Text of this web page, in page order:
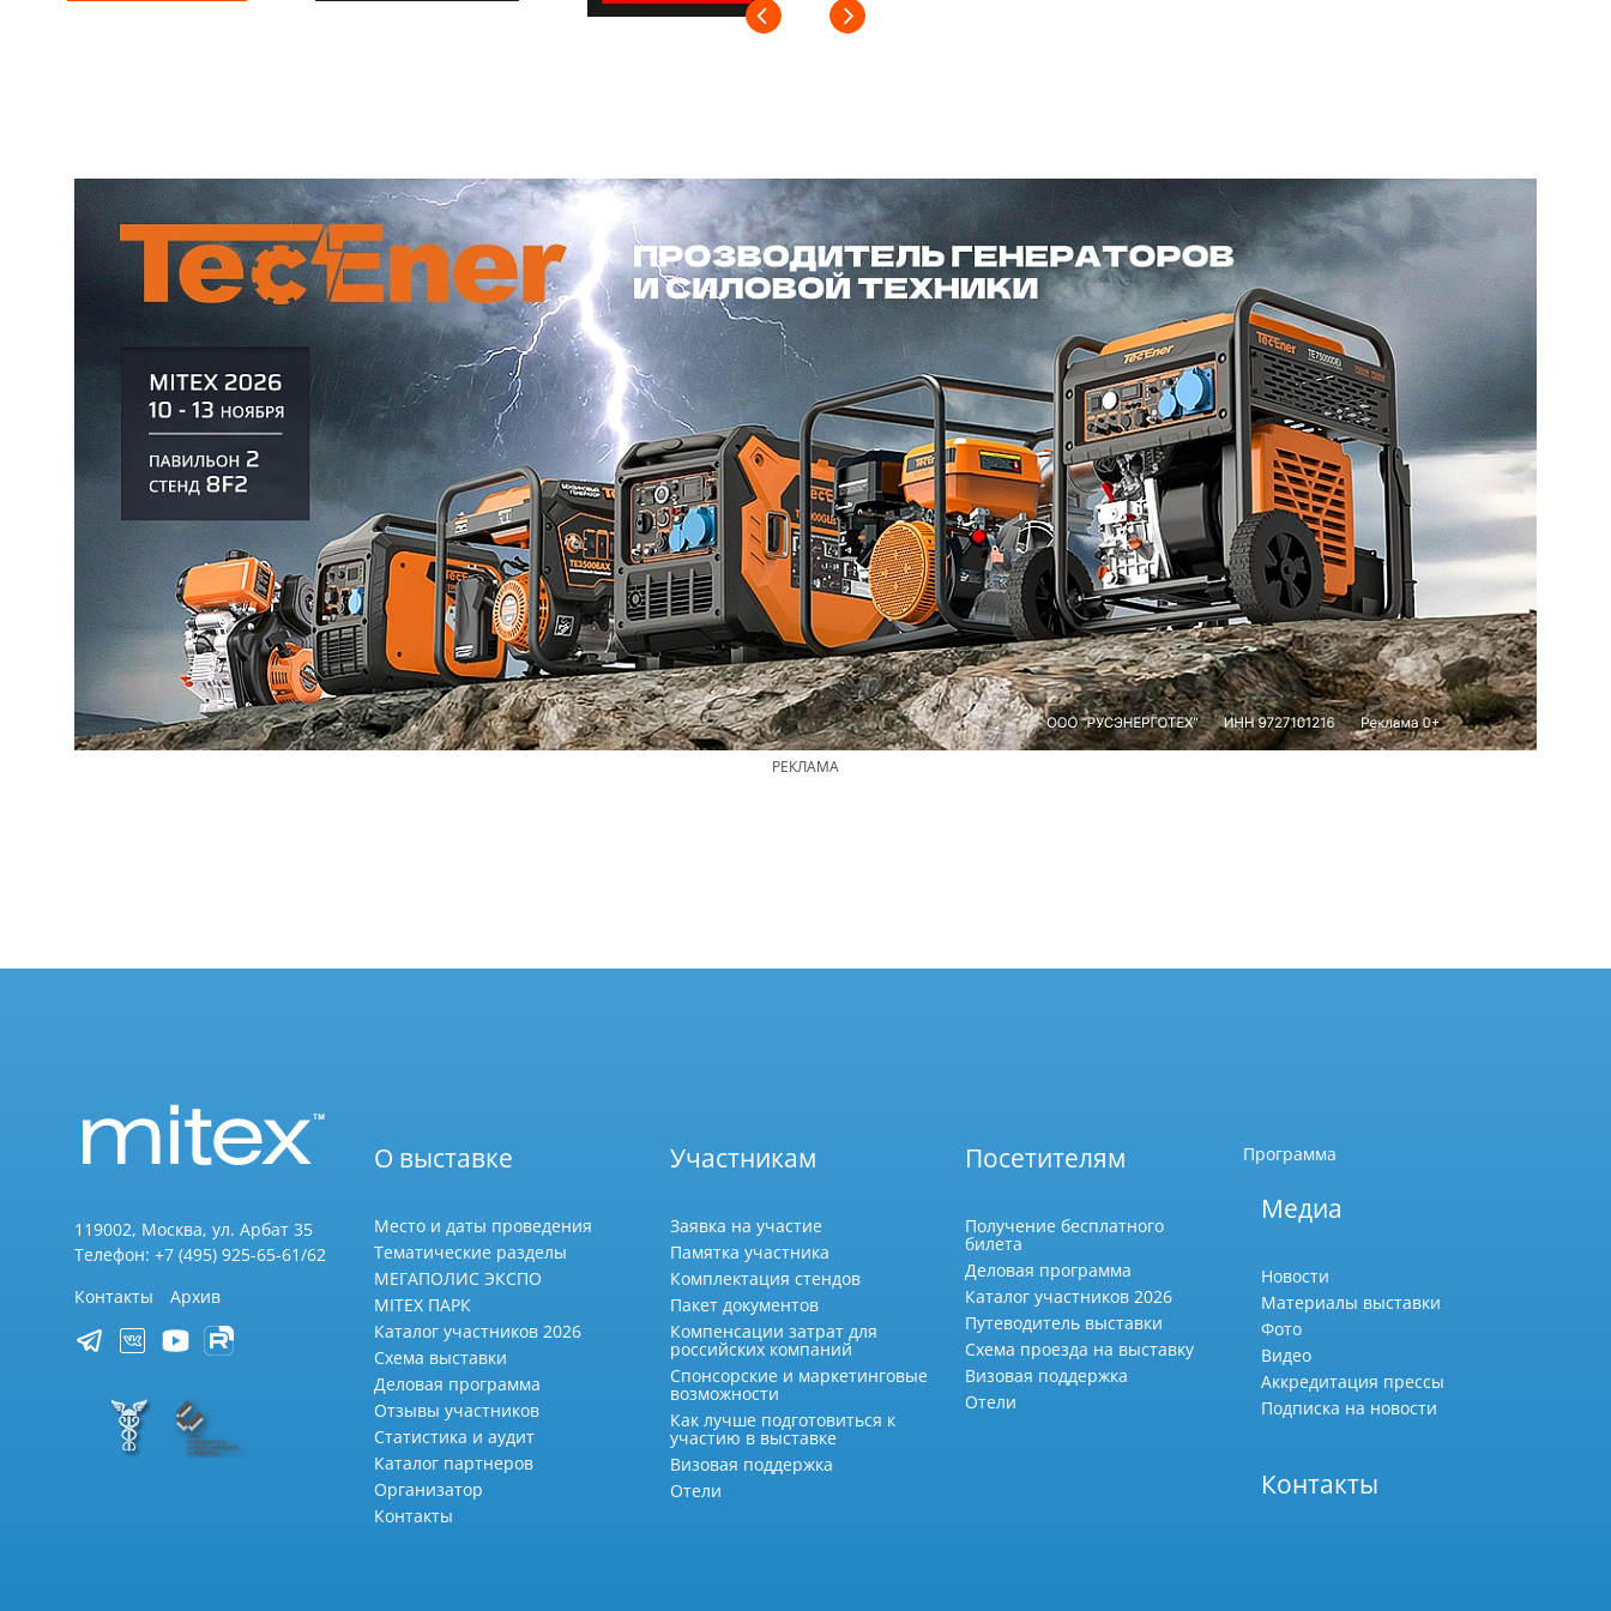
РЕКЛАМА
119002, Москва, ул. Арбат 35
Телефон: +7 (495) 925-65-61/62
Контакты
Архив
О выставке
Место и даты проведения
Тематические разделы
МЕГАПОЛИС ЭКСПО
MITEX ПАРК
Каталог участников 2026
Схема выставки
Деловая программа
Отзывы участников
Статистика и аудит
Каталог партнеров
Организатор
Контакты
Участникам
Заявка на участие
Памятка участника
Комплектация стендов
Пакет документов
Компенсации затрат для
российских компаний
Спонсорские и маркетинговые
возможности
Как лучше подготовиться к
участию в выставке
Визовая поддержка
Отели
Посетителям
Получение бесплатного
билета
Деловая программа
Каталог участников 2026
Путеводитель выставки
Схема проезда на выставку
Визовая поддержка
Отели
Программа
Медиа
Новости
Материалы выставки
Фото
Видео
Аккредитация прессы
Подписка на новости
Контакты